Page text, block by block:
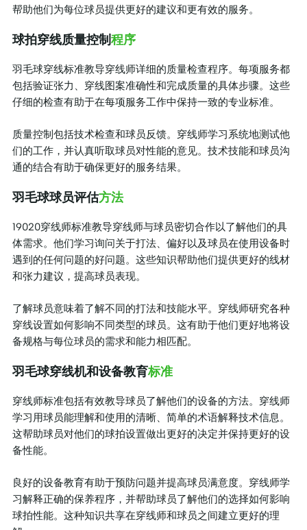
帮助他们为每位球员提供更好的建议和更有效的服务。
球拍穿线质量控制程序
羽毛球穿线标准教导穿线师详细的质量检查程序。每项服务都
包括验证张力、穿线图案准确性和完成质量的具体步骤。这些
仔细的检查有助于在每项服务工作中保持一致的专业标准。
质量控制包括技术检查和球员反馈。穿线师学习系统地测试他
们的工作，并认真听取球员对性能的意见。技术技能和球员沟
通的结合有助于确保更好的服务结果。
羽毛球球员评估方法
19020穿线师标准教导穿线师与球员密切合作以了解他们的具
体需求。他们学习询问关于打法、偏好以及球员在使用设备时
遇到的任何问题的好问题。这些知识帮助他们提供更好的线材
和张力建议，提高球员表现。
了解球员意味着了解不同的打法和技能水平。穿线师研究各种
穿线设置如何影响不同类型的球员。这有助于他们更好地将设
备规格与每位球员的需求和能力相匹配。
羽毛球穿线机和设备教育标准
穿线师标准包括有效教导球员了解他们的设备的方法。穿线师
学习用球员能理解和使用的清晰、简单的术语解释技术信息。
这帮助球员对他们的球拍设置做出更好的决定并保持更好的设
备性能。
良好的设备教育有助于预防问题并提高球员满意度。穿线师学
习解释正确的保养程序，并帮助球员了解他们的选择如何影响
球拍性能。这种知识共享在穿线师和球员之间建立更好的理